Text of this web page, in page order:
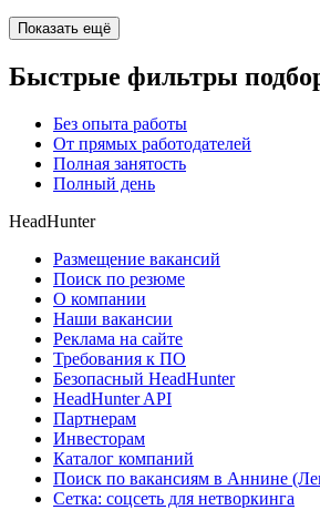
Показать ещё
Быстрые фильтры
Без опыта работы
От прямых работодателей
Полная занятость
Полный день
HeadHunter
Размещение вакансий
Поиск по резюме
О компании
Наши вакансии
Реклама на сайте
Требования к ПО
Безопасный HeadHunter
HeadHunter API
Партнерам
Инвесторам
Каталог компаний
Поиск по вакансиям в Аннине
Сетка: соцсеть для нетворкинга